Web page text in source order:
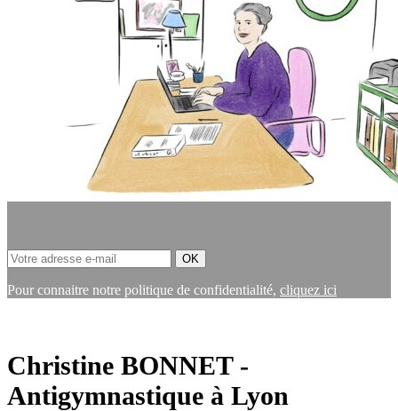
Pour connaitre notre politique de confidentialité, cliquez ici
Christine BONNET -
Antigymnastique à Lyon